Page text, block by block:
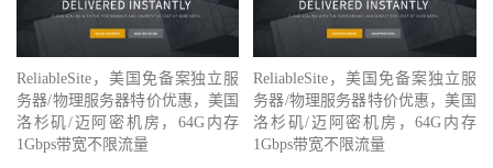
ReliableSite，美国免备案独立服
务器/物理服务器特价优惠，美国
洛杉矶/迈阿密机房，64G内存
1Gbps带宽不限流量
ReliableSite，美国免备案独立服
务器/物理服务器特价优惠，美国
洛杉矶/迈阿密机房，64G内存
1Gbps带宽不限流量